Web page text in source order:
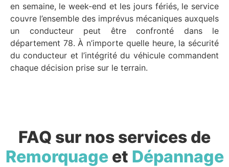
en semaine, le week-end et les jours fériés, le service
couvre l’ensemble des imprévus mécaniques auxquels
un conducteur peut être confronté dans le
département 78. À n’importe quelle heure, la sécurité
du conducteur et l’intégrité du véhicule commandent
chaque décision prise sur le terrain.
FAQ sur nos services de
Remorquageet Dépannage